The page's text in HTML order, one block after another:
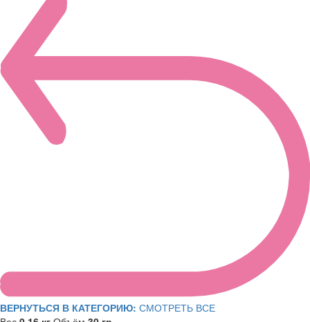
ВЕРНУТЬСЯ В КАТЕГОРИЮ: СМОТРЕТЬ ВСЕ